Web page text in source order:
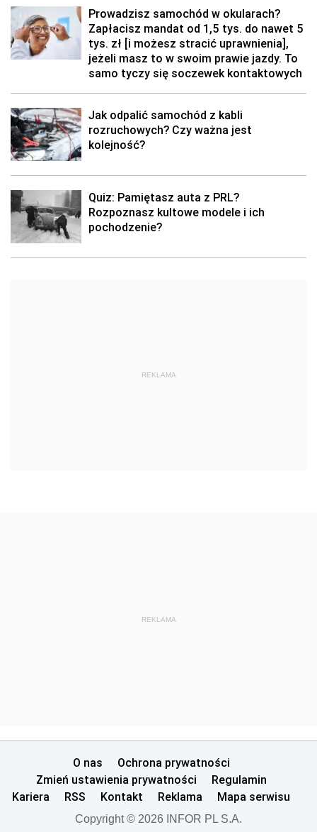
Prowadzisz samochód w okularach?
Zapłacisz mandat od 1,5 tys. do nawet 5
tys. zł [i możesz stracić uprawnienia],
jeżeli masz to w swoim prawie jazdy. To
samo tyczy się soczewek kontaktowych
Jak odpalić samochód z kabli
rozruchowych? Czy ważna jest
kolejność?
Quiz: Pamiętasz auta z PRL?
Rozpoznasz kultowe modele i ich
pochodzenie?
REKLAMA
REKLAMA
O nas
Ochrona prywatności
Zmień ustawienia prywatności
Regulamin
Kariera
RSS Kontakt Reklama Mapa serwisu
Copyright © 2026 INFOR PL S.A.